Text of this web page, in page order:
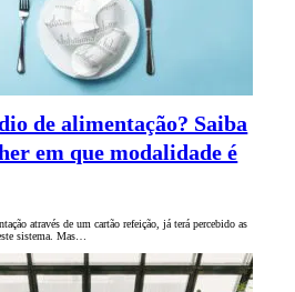
de alimentação? Saiba
em que modalidade é
através de um cartão refeição, já terá percebido as
sistema. Mas…